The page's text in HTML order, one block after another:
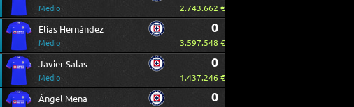
Medio 2.743.662 €
Elías Hernández
Medio
0
3.597.548 €
Javier Salas
Medio
0
1.437.246 €
Ángel Mena 0